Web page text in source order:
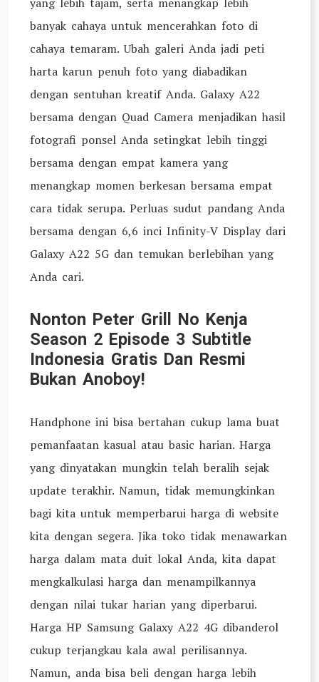
banyak cahaya untuk mencerahkan foto di
cahaya temaram. Ubah galeri Anda jadi peti
harta karun penuh foto yang diabadikan
dengan sentuhan kreatif Anda. Galaxy A22
bersama dengan Quad Camera menjadikan hasil
fotografi ponsel Anda setingkat lebih tinggi
bersama dengan empat kamera yang
menangkap momen berkesan bersama empat
cara tidak serupa. Perluas sudut pandang Anda
bersama dengan 6,6 inci Infinity-V Display dari
Galaxy A22 5G dan temukan berlebihan yang
Anda cari.
Nonton Peter Grill No Kenja
Season 2 Episode 3 Subtitle
Indonesia Gratis Dan Resmi
Bukan Anoboy!
Handphone ini bisa bertahan cukup lama buat
pemanfaatan kasual atau basic harian. Harga
yang dinyatakan mungkin telah beralih sejak
update terakhir. Namun, tidak memungkinkan
bagi kita untuk memperbarui harga di website
kita dengan segera. Jika toko tidak menawarkan
harga dalam mata duit lokal Anda, kita dapat
mengkalkulasi harga dan menampilkannya
dengan nilai tukar harian yang diperbarui.
Harga HP Samsung Galaxy A22 4G dibanderol
cukup terjangkau kala awal perilisannya.
Namun, anda bisa beli dengan harga lebih